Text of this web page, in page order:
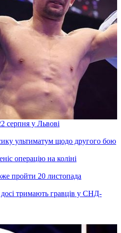
серпня у Львові
ультиматум щодо другого бою
операцію на коліні
пройти 20 листопада
тримають гравців у СНД-